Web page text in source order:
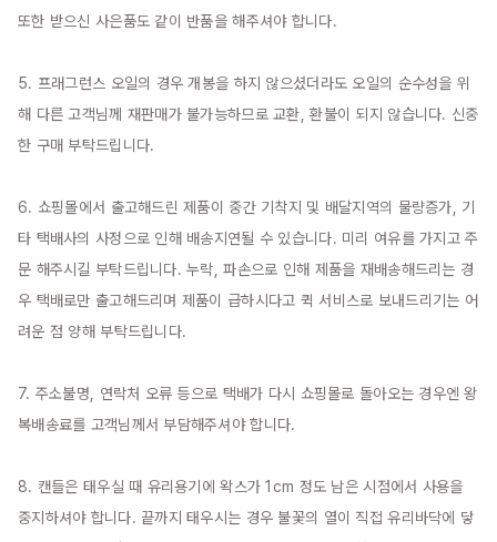
또한 받으신 사은품도 같이 반품을 해주셔야 합니다.
5. 프래그런스 오일의 경우 개봉을 하지 않으셨더라도 오일의 순수성을 위
해 다른 고객님께 재판매가 불가능하므로 교환, 환불이 되지 않습니다. 신중
한 구매 부탁드립니다.
6. 쇼핑몰에서 출고해드린 제품이 중간 기착지 및 배달지역의 물량증가, 기
타 택배사의 사정으로 인해 배송지연될 수 있습니다. 미리 여유를 가지고 주
문 해주시길 부탁드립니다. 누락, 파손으로 인해 제품을 재배송해드리는 경
우 택배로만 출고해드리며 제품이 급하시다고 퀵 서비스로 보내드리기는 어
려운 점 양해 부탁드립니다.
7. 주소불명, 연락처 오류 등으로 택배가 다시 쇼핑몰로 돌아오는 경우엔 왕
복배송료를 고객님께서 부담해주셔야 합니다.
8. 캔들은 태우실 때 유리용기에 왁스가 1cm 정도 남은 시점에서 사용을
중지하셔야 합니다. 끝까지 태우시는 경우 불꽃의 열이 직접 유리바닥에 닿